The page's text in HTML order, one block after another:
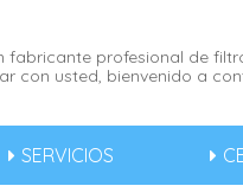
fabricante profesional de
con usted, bienvenido a
SERVICIOS